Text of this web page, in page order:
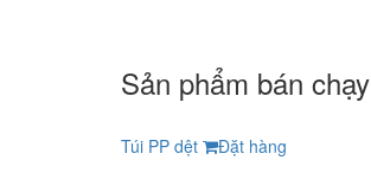
Sản phẩm bán chạy
Túi PP dệt
Đặt hàng